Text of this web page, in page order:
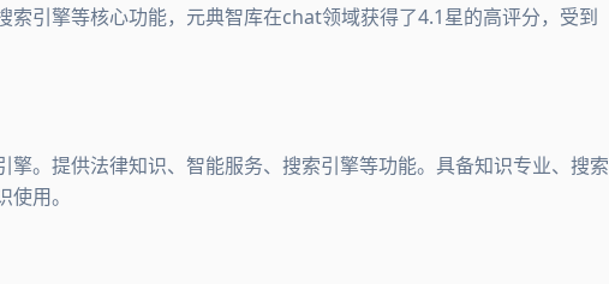
索引擎等核心功能，元典智库在chat领域获得了4.1星的高评分，受到
擎。提供法律知识、智能服务、搜索引擎等功能。具备知识专业、搜索
用。